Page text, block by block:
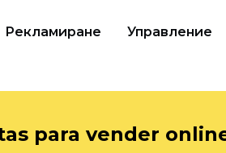
Рекламиране Управление
para vender